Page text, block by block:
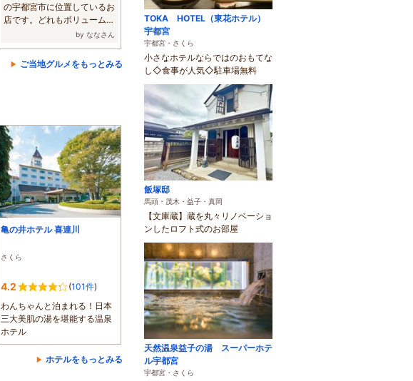
の宇都宮市に位置しているお
店です。どれもボリューム満
by ななさん
ご当地グルメをもっとみる
亀の井ホテル 喜連川
さくら
4.2 (101件)
わんちゃんと泊まれる！日本
三大美肌の湯を堪能する温泉
ホテル
ホテルをもっとみる
TOKA HOTEL（東花ホテル）
宇都宮
宇都宮・さくら
小さなホテルならではのおもてな
し◇食事が人気◇駐車場無料
飯塚邸
馬頭・茂木・益子・真岡
【文庫蔵】蔵を丸々リノベーショ
ンしたロフト式のお部屋
天然温泉益子の湯 スーパーホテ
ル宇都宮
宇都宮・さくら